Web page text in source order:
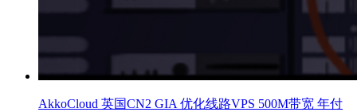
AkkoCloud 英国CN2 GIA 优化线路VPS 500M带宽 年付